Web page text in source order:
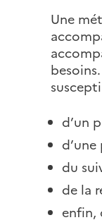
Une
d’un
du
de la
enfin,